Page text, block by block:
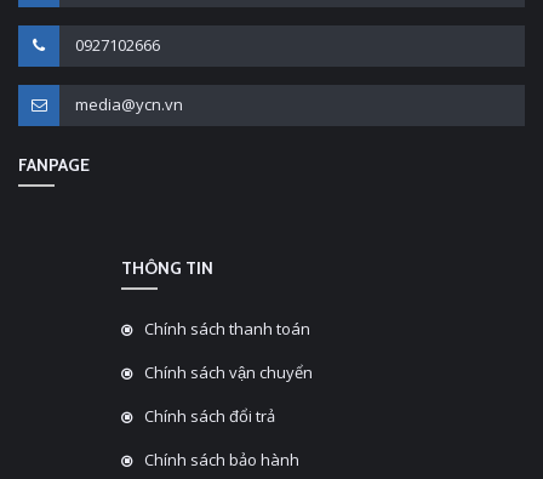
0927102666
media@ycn.vn
FANPAGE
THÔNG TIN
Chính sách thanh toán
Chính sách vận chuyển
Chính sách đổi trả
Chính sách bảo hành